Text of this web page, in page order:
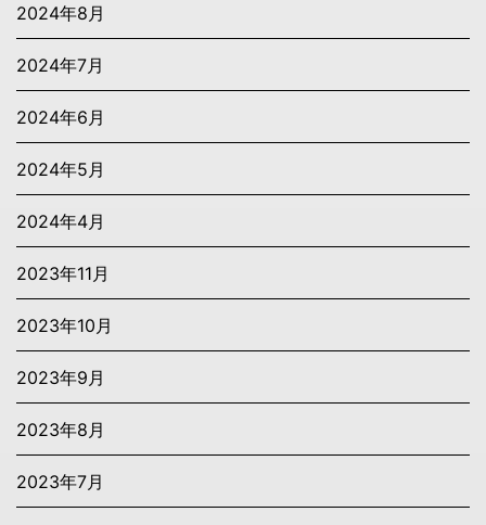
2024年8月
2024年7月
2024年6月
2024年5月
2024年4月
2023年11月
2023年10月
2023年9月
2023年8月
2023年7月